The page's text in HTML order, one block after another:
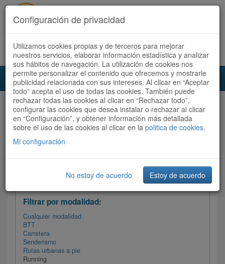
Acceder Registrate ahora Español | Català
Audioruta Todas las rutas
Todas las rutas
Ordenar por: Más recientes /
Filtrar las rutas
Filtrar por modalidad:
Cualquier modalidad
BTT
Carretera
Senderismo
Rutas urbanas a pie
Running
Configuración de privacidad
Utilizamos cookies propias y de terceros para mejorar
nuestros servicios, elaborar información estadística y analizar
sus hábitos de navegación. La utilización de cookies nos
permite personalizar el contenido que ofrecemos y mostrarle
publicidad relacionada con sus intereses. Al clicar en “Aceptar
todo” acepta el uso de todas las cookies. También puede
rechazar todas las cookies al clicar en “Rechazar todo”,
configurar las cookies que desea instalar o rechazar al clicar
en “Configuración”, y obtener información más detallada
sobre el uso de las cookies al clicar en la politica de cookies.
Mi configuración
No estoy de acuerdo Estoy de acuerdo